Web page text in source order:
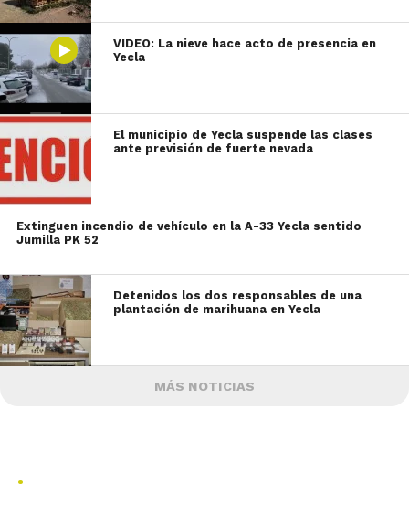
VIDEO: La nieve hace acto de presencia en
Yecla
El municipio de Yecla suspende las clases
ante previsión de fuerte nevada
Extinguen incendio de vehículo en la A-33 Yecla sentido
Jumilla PK 52
Detenidos los dos responsables de una
plantación de marihuana en Yecla
MÁS NOTICIAS
.